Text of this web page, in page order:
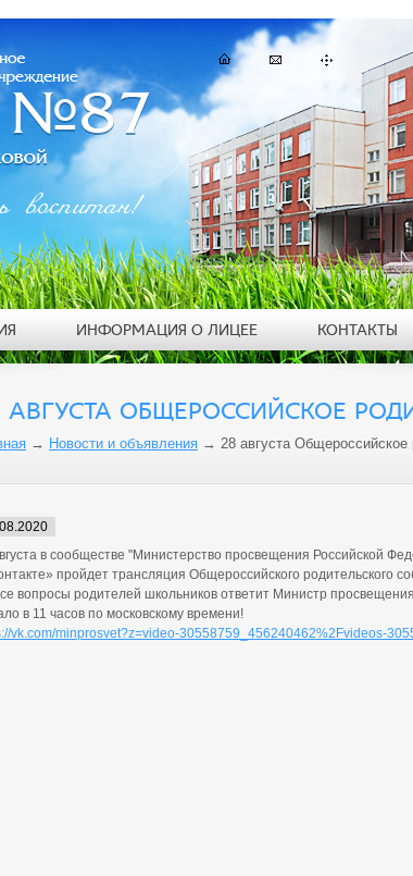
АВГУСТА ОБЩЕРОССИЙСКОЕ
→ Новости и объявления → 28 августа Общероссийское
в сообществе "Министерство просвещения Российской
пройдет трансляция Общероссийского родительского
вопросы родителей школьников ответит Министр
в 11 часов по московскому времени!
vk.com/minprosvet?z=video-30558759_456240462%2Fvideos-
воспитан!
ИНФОРМАЦИЯ О ЛИЦЕЕ КОНТАКТЫ